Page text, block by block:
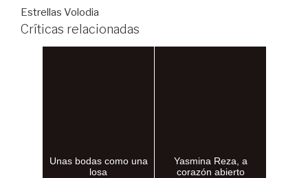
Estrellas Volodia
Críticas relacionadas
Unas bodas como una
losa
Yasmina Reza, a
corazón abierto